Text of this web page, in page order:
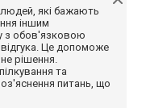
людей, які бажають
іншим
з обов'язковою
Це допоможе
рішення.
та
питань, що